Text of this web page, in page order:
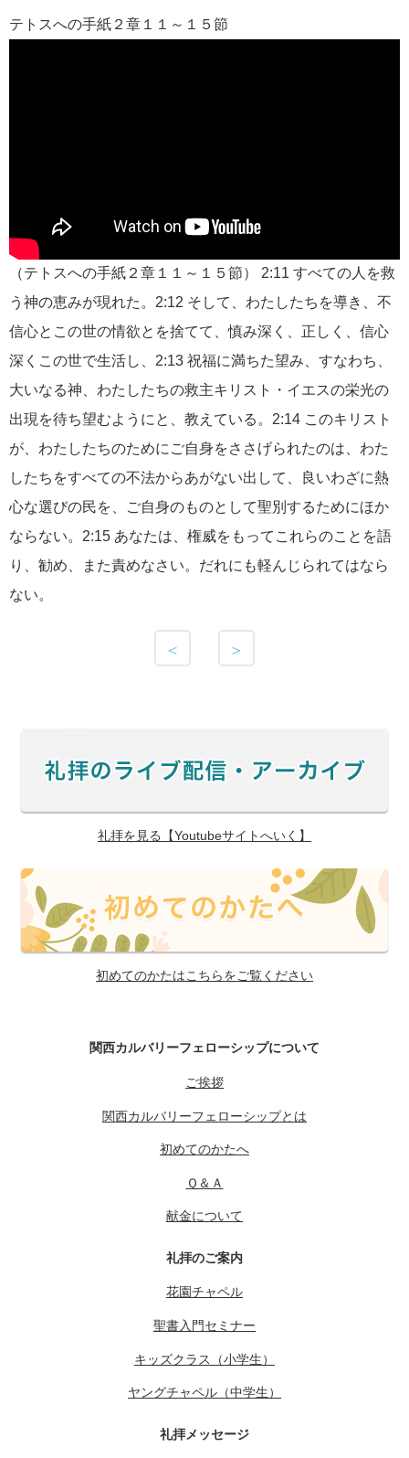
テトスへの手紙２章１１～１５節
（テトスへの手紙２章１１～１５節） 2:11 すべての人を救
う神の恵みが現れた。2:12 そして、わたしたちを導き、不
信心とこの世の情欲とを捨てて、慎み深く、正しく、信心
深くこの世で生活し、2:13 祝福に満ちた望み、すなわち、
大いなる神、わたしたちの救主キリスト・イエスの栄光の
出現を待ち望むようにと、教えている。2:14 このキリスト
が、わたしたちのためにご自身をささげられたのは、わた
したちをすべての不法からあがない出して、良いわざに熱
心な選びの民を、ご自身のものとして聖別するためにほか
ならない。2:15 あなたは、権威をもってこれらのことを語
り、勧め、また責めなさい。だれにも軽んじられてはなら
ない。
＜ ＞
礼拝を見る【Youtubeサイトへいく】
初めてのかたはこちらをご覧ください
関西カルバリーフェローシップについて
ご挨拶
関西カルバリーフェローシップとは
初めてのかたへ
Ｑ＆Ａ
献金について
礼拝のご案内
花園チャペル
聖書入門セミナー
キッズクラス（小学生）
ヤングチャペル（中学生）
礼拝メッセージ